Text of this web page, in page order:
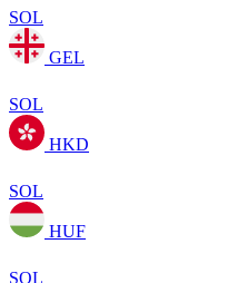
SOL
GEL
SOL
HKD
SOL
HUF
SOL